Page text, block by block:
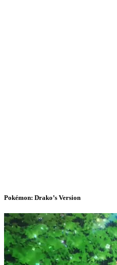
Pokémon: Drako’s Version